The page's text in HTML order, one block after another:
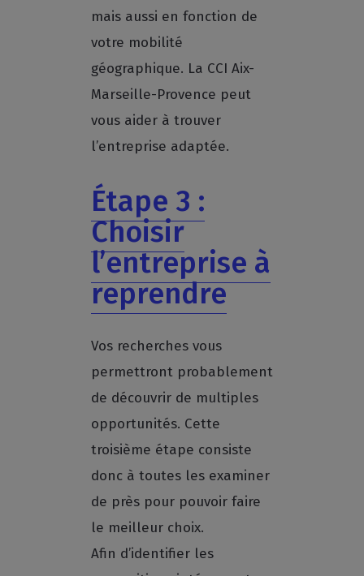
mais aussi en fonction de
votre mobilité
géographique. La CCI Aix-
Marseille-Provence peut
vous aider à trouver
l’entreprise adaptée.
Étape 3 :
Choisir
l’entreprise à
reprendre
Vos recherches vous
permettront probablement
de découvrir de multiples
opportunités. Cette
troisième étape consiste
donc à toutes les examiner
de près pour pouvoir faire
le meilleur choix.
Afin d’identifier les